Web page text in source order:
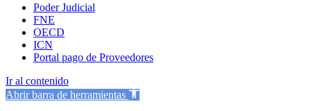
Poder Judicial
FNE
OECD
ICN
Portal pago de Proveedores
Ir al contenido
Abrir barra de herramientas